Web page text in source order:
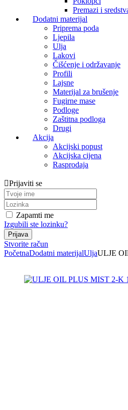
Premazi i
Dodatni materijal
Priprema poda
Ljepila
Ulja
Lakovi
Čišćenje i održavanje
Profili
Lajsne
Materijal za brušenje
Fugirne mase
Podloge
Zaštitna podloga
Drugi
Akcija
Akcijski popust
Akcijska cijena
Rasprodaja
Prijaviti se
Zapamti me
Izgubili ste lozinku?
Stvorite račun
PočetnaDodatni materijalUljaULJE